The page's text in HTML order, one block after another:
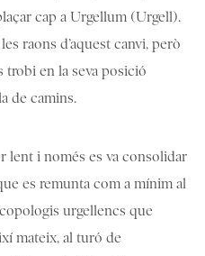
cap a Urgellum (Urgell).
raons d’aquest canvi, però
trobi en la seva posició
de camins.
lent i només es va consolidar
es remunta com a mínim al
urgellencs que
mateix, al turó de